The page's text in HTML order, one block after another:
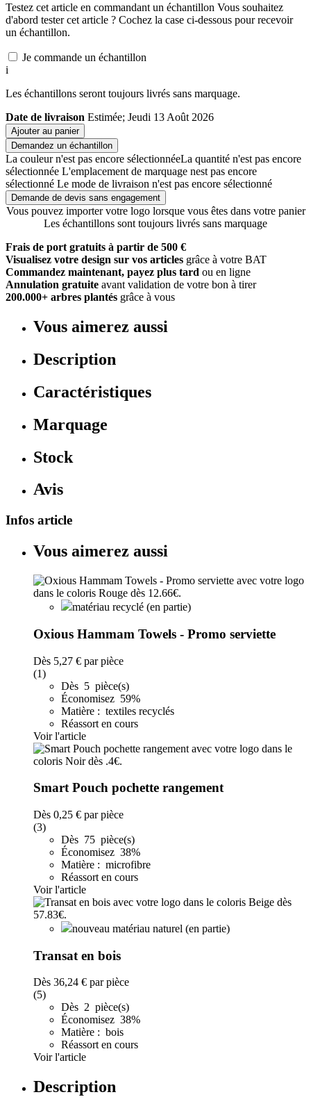
Testez cet article en commandant un échantillon Vous souhaitez
d'abord tester cet article ? Cochez la case ci-dessous pour recevoir
un échantillon.
Je commande un échantillon
i
Les échantillons seront toujours livrés sans marquage.
Date de livraison Estimée; Jeudi 13 Août 2026
Ajouter au panier
Demandez un échantillon
La couleur n'est pas encore sélectionnéeLa quantité n'est pas encore
sélectionnée L'emplacement de marquage nest pas encore
sélectionné Le mode de livraison n'est pas encore sélectionné
Demande de devis sans engagement
Vous pouvez importer votre logo lorsque vous êtes dans votre panier
Les échantillons sont toujours livrés sans marquage
Frais de port gratuits à partir de 500 €
Visualisez votre design sur vos articles grâce à votre BAT
Commandez maintenant, payez plus tard ou en ligne
Annulation gratuite avant validation de votre bon à tirer
200.000+ arbres plantés grâce à vous
Vous aimerez aussi
Description
Caractéristiques
Marquage
Stock
Avis
Infos article
Vous aimerez aussi
matériau recyclé (en partie)
Oxious Hammam Towels - Promo serviette
Dès 5,27 € par pièce
(1)
Dès 5 pièce(s)
Économisez 59%
Matière : textiles recyclés
Réassort en cours
Voir l'article
Smart Pouch pochette rangement
Dès 0,25 € par pièce
(3)
Dès 75 pièce(s)
Économisez 38%
Matière : microfibre
Réassort en cours
Voir l'article
nouveau matériau naturel (en partie)
Transat en bois
Dès 36,24 € par pièce
(5)
Dès 2 pièce(s)
Économisez 38%
Matière : bois
Réassort en cours
Voir l'article
Description